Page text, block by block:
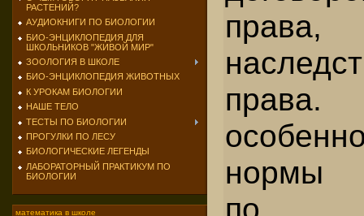
РАСТЕНИЙ?
АУДИОКНИГИ ПО БИОЛОГИИ
БИО-ЭНЦИКЛОПЕДИЯ ДЛЯ
ШКОЛЬНИКОВ "ЖИВОЙ МИР"
ЗООЛОГИЯ В ШКОЛЕ
БИО-ЭНЦИКЛОПЕДИЯ ЖИВОТНЫХ
К УРОКАМ БИОЛОГИИ
НАШЕ ТЕЛО
ТЕСТЫ ПО БИОЛОГИИ
ПРОГУЛКИ ПО ЛЕСУ
БИОЛОГИЧЕСКИЕ ЛЕГЕНДЫ
ЛАБОРАТОРНЫЙ ПРАКТИКУМ ПО
БИОЛОГИИ
математика в школе
права,
нормы